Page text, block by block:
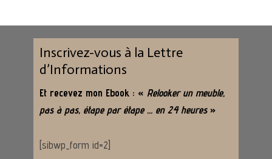
Inscrivez-vous à la Lettre
d’Informations
Et recevez mon Ebook : « Relooker un meuble,
pas à pas, étape par étape … en 24 heures »
[sibwp_form id=2]